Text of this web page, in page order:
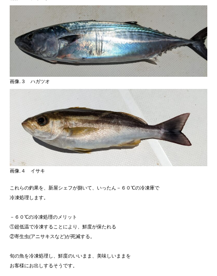
画像.３ ハガツオ
画像.４ イサキ
これらの釣果を、新屋シェフが捌いて、いったん－６０℃の冷凍庫で
冷凍処理します。
－６０℃の冷凍処理のメリット
①超低温で冷凍することにより、鮮度が保たれる
②寄生虫(アニサキスなど)が死滅する。
旬の魚を冷凍処理し、鮮度のいいまま、美味しいままを
お客様にお出しするそうです。